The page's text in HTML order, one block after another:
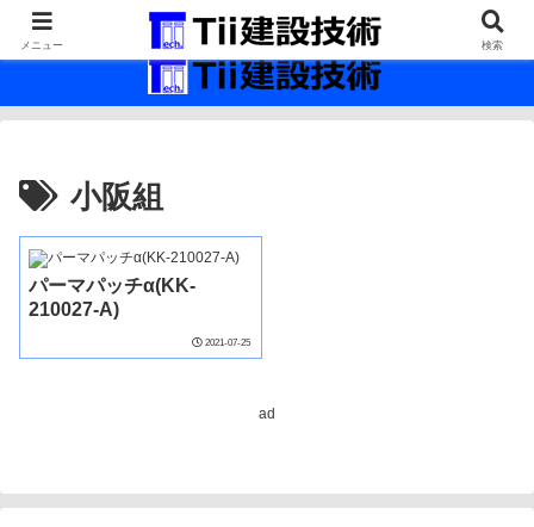
最新の建設技術の情報インフラ。
小阪組
パーマパッチα(KK-
210027-A)
2021-07-25
ad
メニュー 検索